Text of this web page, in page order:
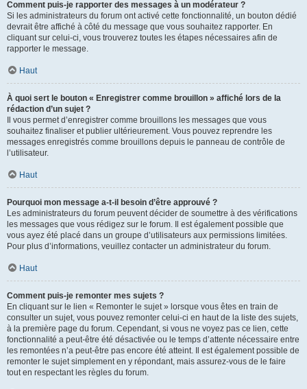
Comment puis-je rapporter des messages à un modérateur ?
Si les administrateurs du forum ont activé cette fonctionnalité, un bouton dédié
devrait être affiché à côté du message que vous souhaitez rapporter. En
cliquant sur celui-ci, vous trouverez toutes les étapes nécessaires afin de
rapporter le message.
Haut
À quoi sert le bouton « Enregistrer comme brouillon » affiché lors de la
rédaction d’un sujet ?
Il vous permet d’enregistrer comme brouillons les messages que vous
souhaitez finaliser et publier ultérieurement. Vous pouvez reprendre les
messages enregistrés comme brouillons depuis le panneau de contrôle de
l’utilisateur.
Haut
Pourquoi mon message a-t-il besoin d’être approuvé ?
Les administrateurs du forum peuvent décider de soumettre à des vérifications
les messages que vous rédigez sur le forum. Il est également possible que
vous ayez été placé dans un groupe d’utilisateurs aux permissions limitées.
Pour plus d’informations, veuillez contacter un administrateur du forum.
Haut
Comment puis-je remonter mes sujets ?
En cliquant sur le lien « Remonter le sujet » lorsque vous êtes en train de
consulter un sujet, vous pouvez remonter celui-ci en haut de la liste des sujets,
à la première page du forum. Cependant, si vous ne voyez pas ce lien, cette
fonctionnalité a peut-être été désactivée ou le temps d’attente nécessaire entre
les remontées n’a peut-être pas encore été atteint. Il est également possible de
remonter le sujet simplement en y répondant, mais assurez-vous de le faire
tout en respectant les règles du forum.